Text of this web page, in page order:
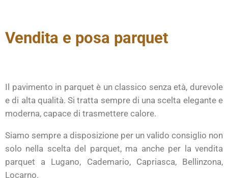
Vendita e posa parquet
Il pavimento in parquet è un classico senza età, durevole
e di alta qualità. Si tratta sempre di una scelta elegante e
moderna, capace di trasmettere calore.
Siamo sempre a disposizione per un valido consiglio non
solo nella scelta del parquet, ma anche per la vendita
parquet a Lugano, Cademario, Capriasca, Bellinzona,
Locarno.